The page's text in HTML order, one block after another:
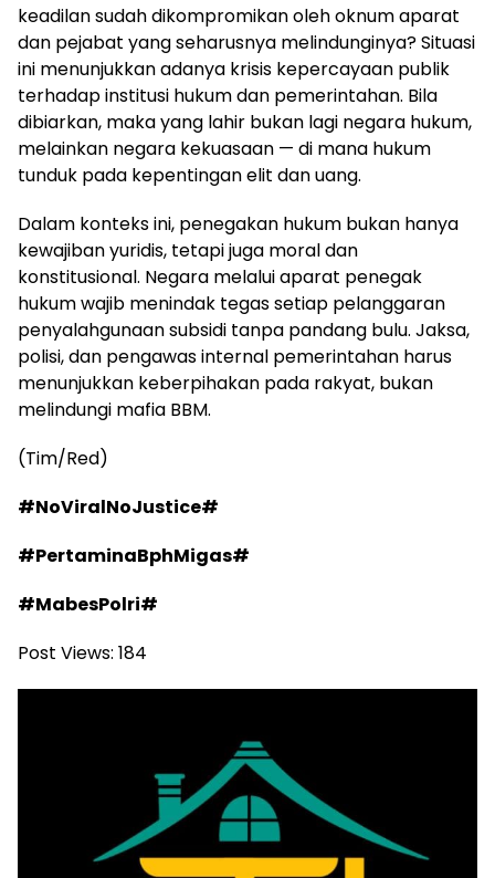
keadilan sudah dikompromikan oleh oknum aparat
dan pejabat yang seharusnya melindunginya? Situasi
ini menunjukkan adanya krisis kepercayaan publik
terhadap institusi hukum dan pemerintahan. Bila
dibiarkan, maka yang lahir bukan lagi negara hukum,
melainkan negara kekuasaan — di mana hukum
tunduk pada kepentingan elit dan uang.
Dalam konteks ini, penegakan hukum bukan hanya
kewajiban yuridis, tetapi juga moral dan
konstitusional. Negara melalui aparat penegak
hukum wajib menindak tegas setiap pelanggaran
penyalahgunaan subsidi tanpa pandang bulu. Jaksa,
polisi, dan pengawas internal pemerintahan harus
menunjukkan keberpihakan pada rakyat, bukan
melindungi mafia BBM.
(Tim/Red)
#NoViralNoJustice#
#PertaminaBphMigas#
#MabesPolri#
Post Views: 184